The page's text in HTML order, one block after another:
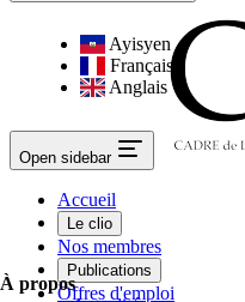
Ayisyen
Français
Anglais
Open sidebar
Accueil
Le clio
À propos
Nos membres
Publications
Offres d'emploi